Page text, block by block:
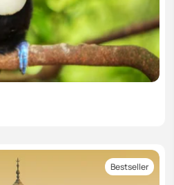
Bestseller